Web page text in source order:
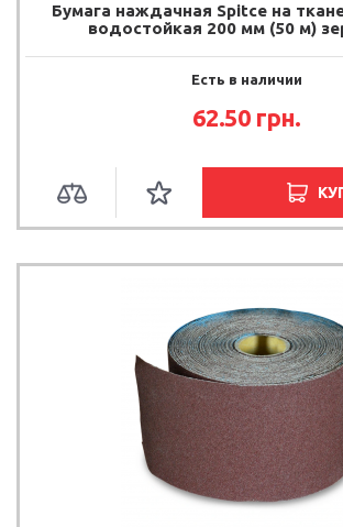
Бумага наждачная Spitce на
водостойкая 200 мм (50 м)
Есть в наличии
62.50 грн.